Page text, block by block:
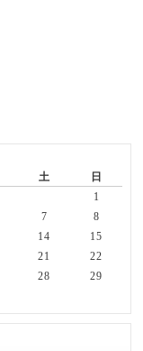
土
日
1
7
8
14
15
21
22
28
29